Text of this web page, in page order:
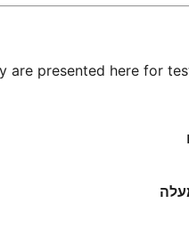
presented here for